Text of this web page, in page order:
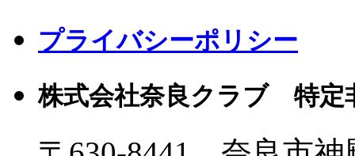
プライバシーポリシー
株式会社奈良クラブ 特定